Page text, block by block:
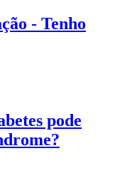
- Tenho
pode